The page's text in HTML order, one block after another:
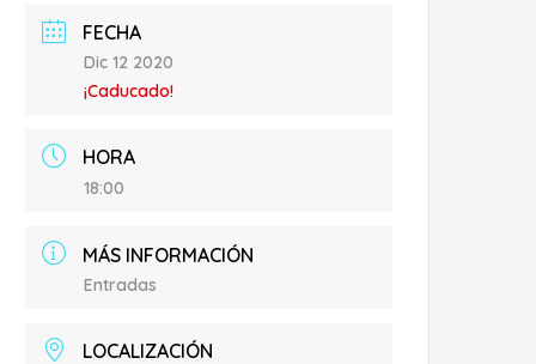
FECHA
Dic 12 2020
¡Caducado!
HORA
18:00
MÁS INFORMACIÓN
Entradas
LOCALIZACIÓN